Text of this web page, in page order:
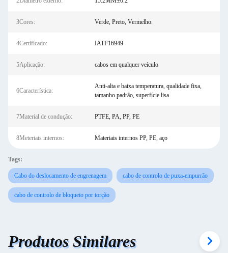
3Cores: Verde, Preto, Vermelho.
4Certificado: IATF16949
5Aplicação: cabos em qualquer veículo
6Característica:
Anti-alta e baixa temperatura, qualidade fixa,
tamanho padrão, superfície lisa
7Material de condução: PTFE, PA, PP, PE
8Meteriais internos: Materiais internos PP, PE, aço
Tags:
Cabo do deslocamento de engrenagem cabo de controlo de puxa-empurrão
cabo de controlo de bloqueio por torção
Produtos Similares